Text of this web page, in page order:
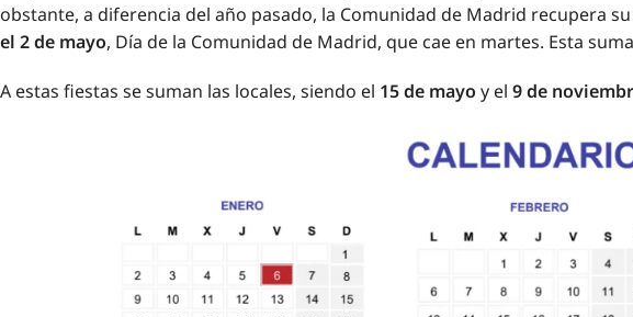
obstante, a diferencia del año pasado, la Comunidad de Madrid recupera
el 2 de mayo, Día de la Comunidad de Madrid, que cae en martes. Esta
A estas fiestas se suman las locales, siendo el 15 de mayo y el 9 de